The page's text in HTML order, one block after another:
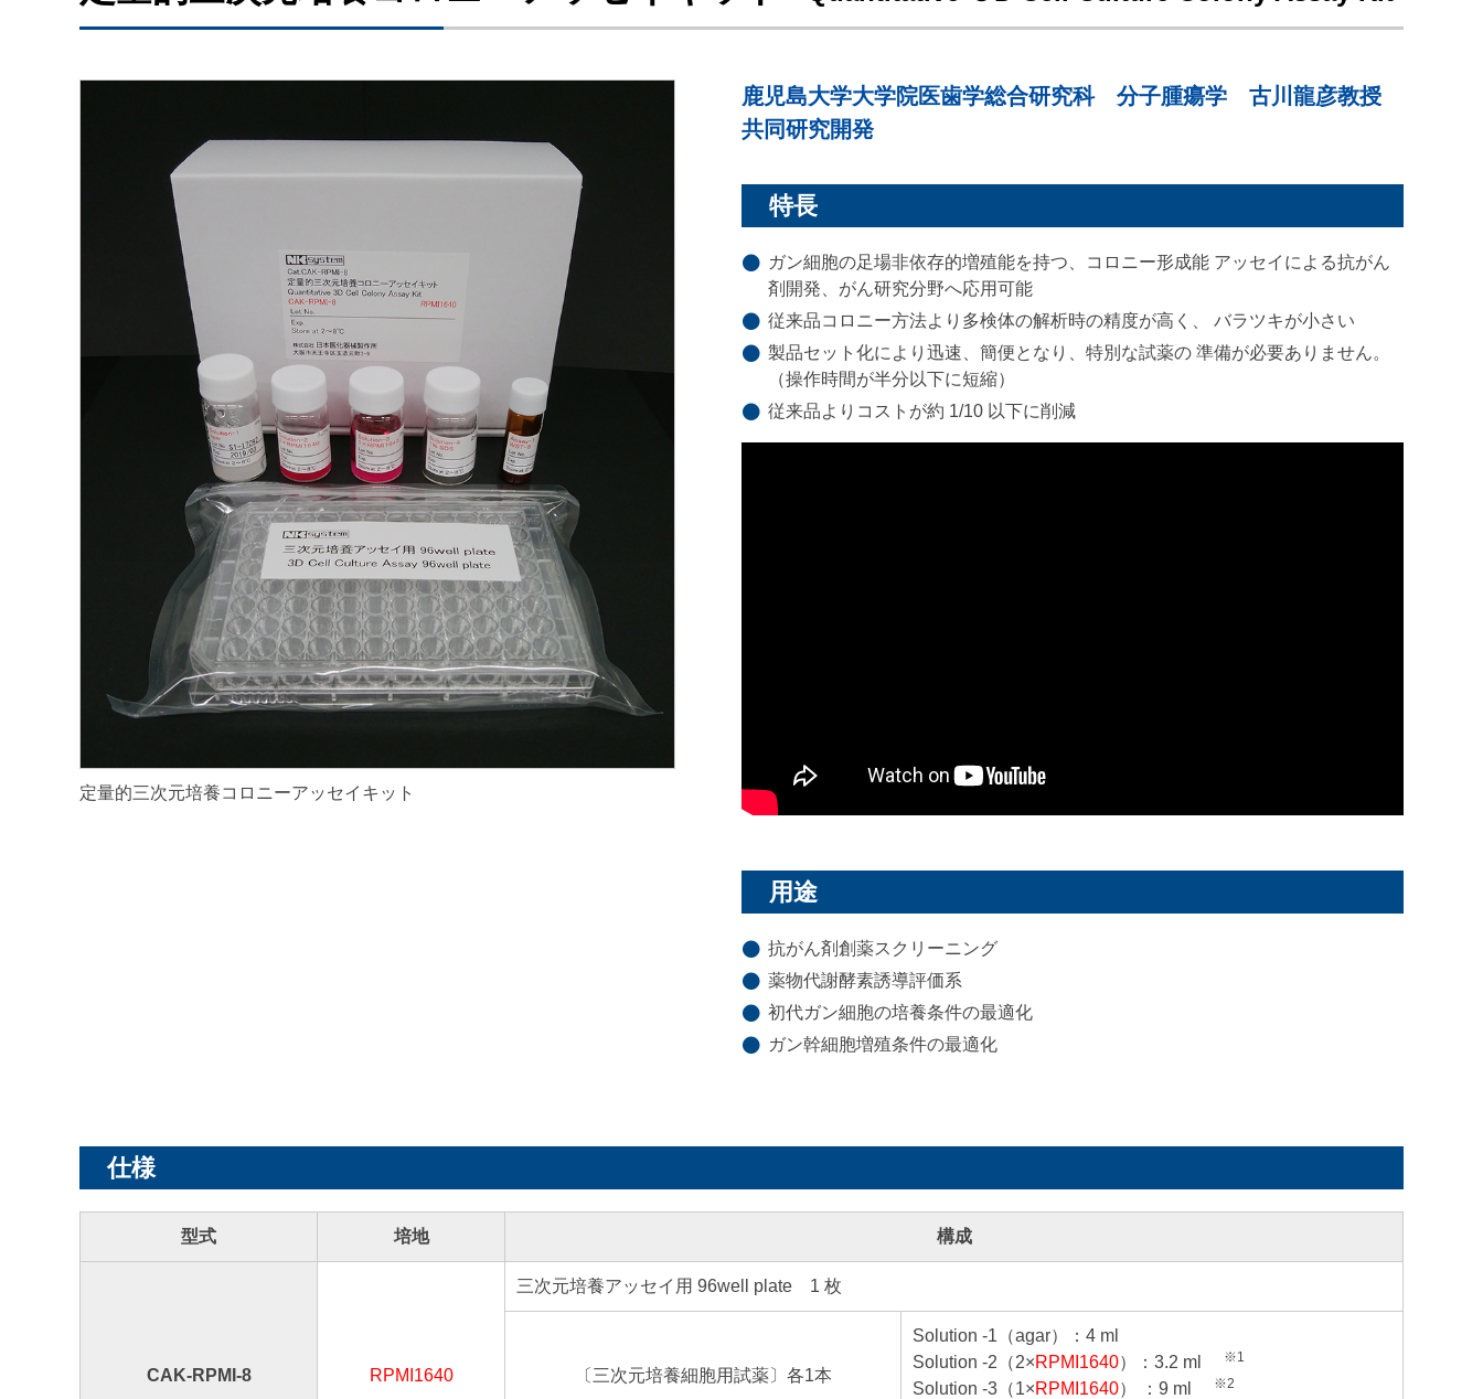
定量的三次元培養コロニーアッセイキット
鹿児島大学大学院医歯学総合研究科 分子腫瘍学 古川龍彦教授
共同研究開発
特長
ガン細胞の足場非依存的増殖能を持つ、コロニー形成能 アッセイによる抗がん
剤開発、がん研究分野へ応用可能
従来品コロニー方法より多検体の解析時の精度が高く、 バラツキが小さい
製品セット化により迅速、簡便となり、特別な試薬の 準備が必要ありません。
（操作時間が半分以下に短縮）
従来品よりコストが約 1/10 以下に削減
用途
抗がん剤創薬スクリーニング
薬物代謝酵素誘導評価系
初代ガン細胞の培養条件の最適化
ガン幹細胞増殖条件の最適化
仕様
型式 培地 構成
CAK-RPMI-8 RPMI1640
三次元培養アッセイ用 96well plate 1 枚
〔三次元培養細胞用試薬〕各1本
Solution -1（agar）：4 ml
Solution -2（2×RPMI1640）：3.2 ml ※1
Solution -3（1×RPMI1640） ：9 ml ※2